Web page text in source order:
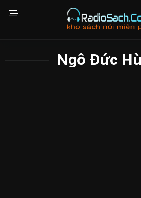
Ngô Đức